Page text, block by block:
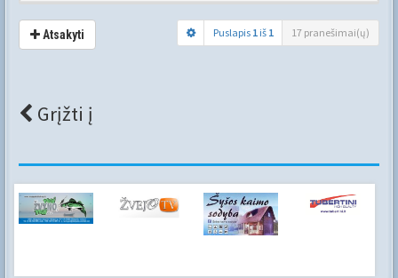
Atsakyti Puslapis 1 iš 1 17 pranešimai(ų)
Grįžti į